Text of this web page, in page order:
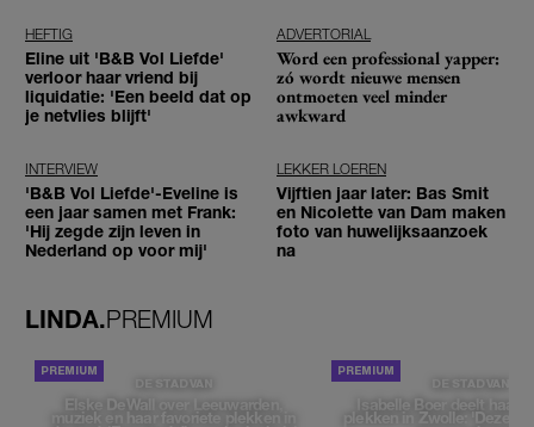
HEFTIG
Eline uit 'B&B Vol Liefde'
verloor haar vriend bij
liquidatie: 'Een beeld dat op
je netvlies blijft'
ADVERTORIAL
Word een professional yapper:
zó wordt nieuwe mensen
ontmoeten veel minder
awkward
INTERVIEW
'B&B Vol Liefde'-Eveline is
een jaar samen met Frank:
'Hij zegde zijn leven in
Nederland op voor mij'
LEKKER LOEREN
Vijftien jaar later: Bas Smit
en Nicolette van Dam maken
foto van huwelijksaanzoek
na
LINDA.PREMIUM
DE STAD VAN
Elske DeWall over Leeuwarden,
muziek en haar favoriete plekken in
DE STAD VAN
Isabelle Boer deelt haar
plekken in Zwolle: 'Deze